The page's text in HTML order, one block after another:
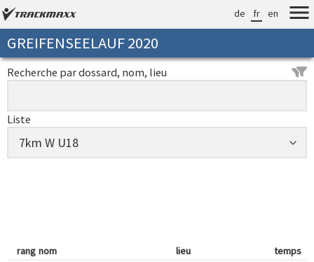
de fr en
GREIFENSEELAUF 2020
Recherche par dossard, nom, lieu
Liste
rang nom lieu temps